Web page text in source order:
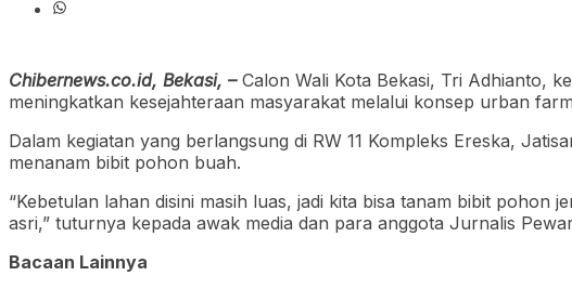
Chibernews.co.id, Bekasi, – Calon Wali Kota Bekasi, Tri Adhianto,
meningkatkan kesejahteraan masyarakat melalui konsep urban
Dalam kegiatan yang berlangsung di RW 11 Kompleks Ereska,
menanam bibit pohon buah.
“Kebetulan lahan disini masih luas, jadi kita bisa tanam bibit
asri,” tuturnya kepada awak media dan para anggota Jurnalis
Bacaan Lainnya